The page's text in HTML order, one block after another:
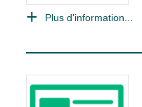
Plus d'information...